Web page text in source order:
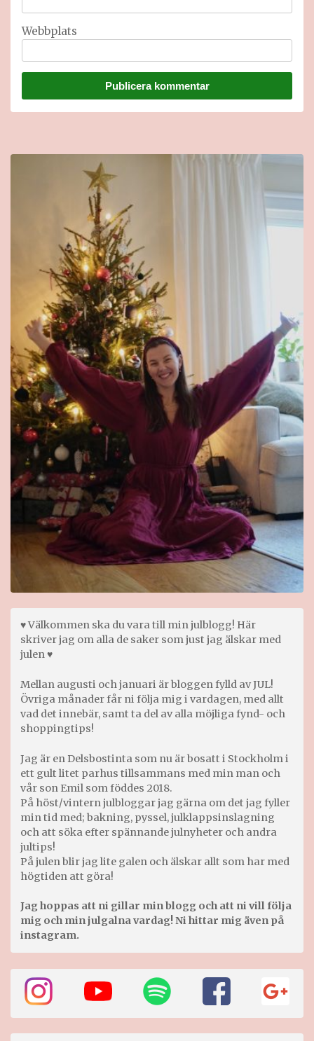
Webbplats
♥ Välkommen ska du vara till min julblogg! Här
skriver jag om alla de saker som just jag älskar med
julen ♥
Mellan augusti och januari är bloggen fylld av JUL!
Övriga månader får ni följa mig i vardagen, med allt
vad det innebär, samt ta del av alla möjliga fynd- och
shoppingtips!
Jag är en Delsbostinta som nu är bosatt i Stockholm i
ett gult litet parhus tillsammans med min man och
vår son Emil som föddes 2018.
På höst/vintern julbloggar jag gärna om det jag fyller
min tid med; bakning, pyssel, julklappsinslagning
och att söka efter spännande julnyheter och andra
jultips!
På julen blir jag lite galen och älskar allt som har med
högtiden att göra!
Jag hoppas att ni gillar min blogg och att ni vill följa
mig och min julgalna vardag! Ni hittar mig även på
instagram.